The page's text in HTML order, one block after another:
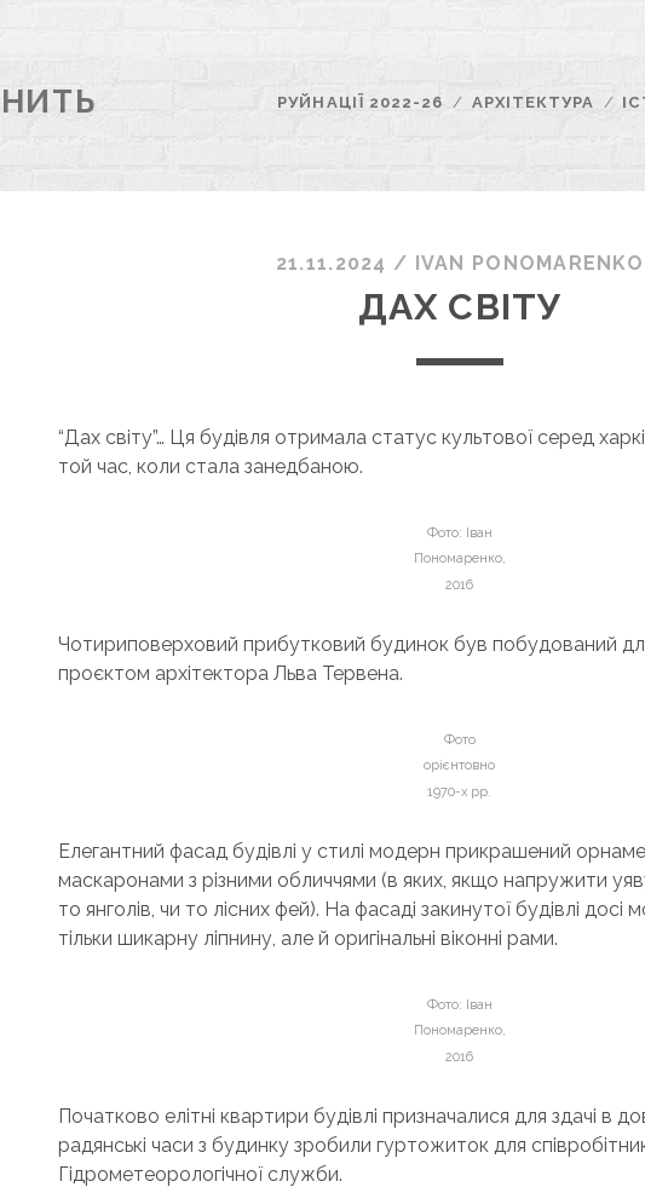
РУЙНАЦІЇ 2022-26 АРХІТЕКТУРА
21.11.2024 / ІVAN PONOMARENKO
ДАХ СВІТУ
“Дах світу”… Ця будівля отримала статус культової серед
той час, коли стала занедбаною.
Фото: Іван
Пономаренко,
2016
Чотириповерховий прибутковий будинок був побудований
проєктом архітектора Льва Тервена.
Фото
орієнтовно
1970-х рр.
Елегантний фасад будівлі у стилі модерн прикрашений
маскаронами з різними обличчями (в яких, якщо напружити
то янголів, чи то лісних фей). На фасаді закинутої будівлі
тільки шикарну ліпнину, але й оригінальні віконні рами.
Фото: Іван
Пономаренко,
2016
Початково елітні квартири будівлі призначалися для здачі в
радянські часи з будинку зробили гуртожиток для
Гідрометеорологічної служби.